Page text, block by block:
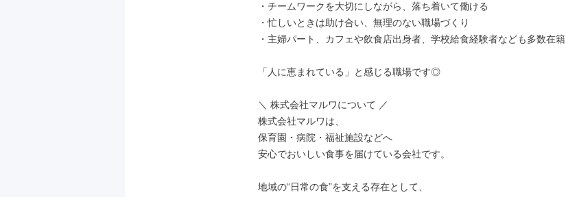
・チームワークを大切にしながら、落ち着いて働ける
・忙しいときは助け合い、無理のない職場づくり
・主婦パート、カフェや飲食店出身者、学校給食経験者なども多数在籍
「人に恵まれている」と感じる職場です◎
＼ 株式会社マルワについて ／
株式会社マルワは、
保育園・病院・福祉施設などへ
安心でおいしい食事を届けている会社です。
地域の“日常の食”を支える存在として、